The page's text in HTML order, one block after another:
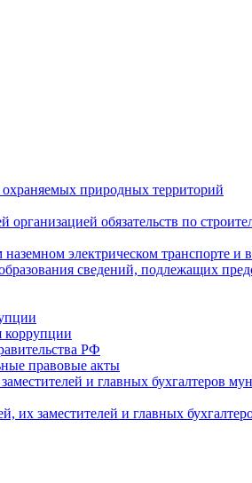
природных территорий
обязательств по
электрическом транспорте и
сведений, подлежащих
коррупции
РФ
правовые акты
и главных
их заместителей и главных